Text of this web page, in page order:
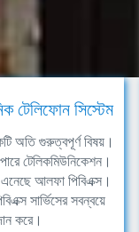
টেলিফোন সিস্টেম
অতি গুরুত্বপূর্ণ বিষয়।
টেলিকমিউনিকেশন।
আলফা পিবিএক্স।
সার্ভিসের সবন্বয়ে
করে।